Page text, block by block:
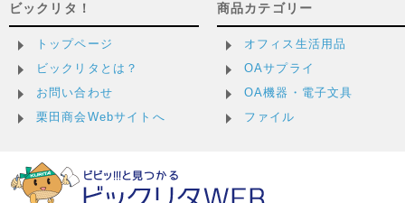
ビックリタ！
トップページ
ビックリタとは？
お問い合わせ
栗田商会Webサイトへ
商品カテゴリー
オフィス生活用品
OAサプライ
OA機器・電子文具
ファイル